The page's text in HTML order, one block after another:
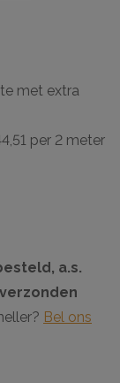
met extra
per 2 meter
a.s.
Bel ons